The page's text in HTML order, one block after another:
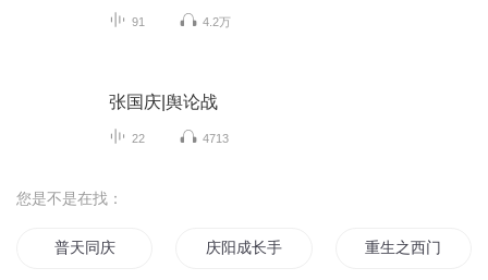
91 4.2万
张国庆|舆论战
22 4713
您是不是在找：
普天同庆 庆阳成长手札 重生之西门庆